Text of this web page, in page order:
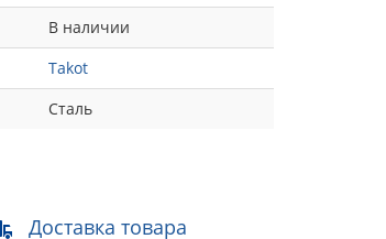
В наличии
Takot
Сталь
Доставка товара